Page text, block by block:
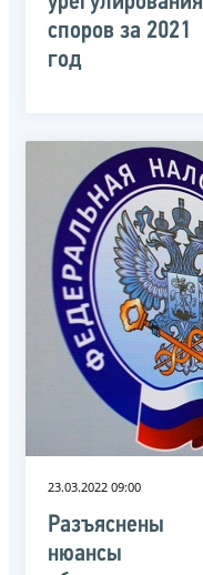
споров за 2021
год
23.03.2022 09:00
Разъяснены
нюансы